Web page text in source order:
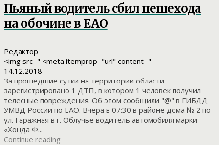
Пьяный водитель сбил пешехода
на обочине в ЕАО
Редактор
<img src=" <meta itemprop="url" content="
14.12.2018
За прошедшие сутки на территории области
зарегистрировано 1 ДТП, в котором 1 человек получил
телесные повреждения. Об этом сообщили "@" в ГИБДД
УМВД России по ЕАО. Вчера в 07:30 в районе дома № 2 по
ул. Гаражная в г. Облучье водитель автомобиля марки
«Хонда Ф...
Continue reading